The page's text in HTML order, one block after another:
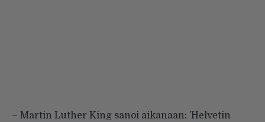
– Martin Luther King sanoi aikanaan: ’Helvetin